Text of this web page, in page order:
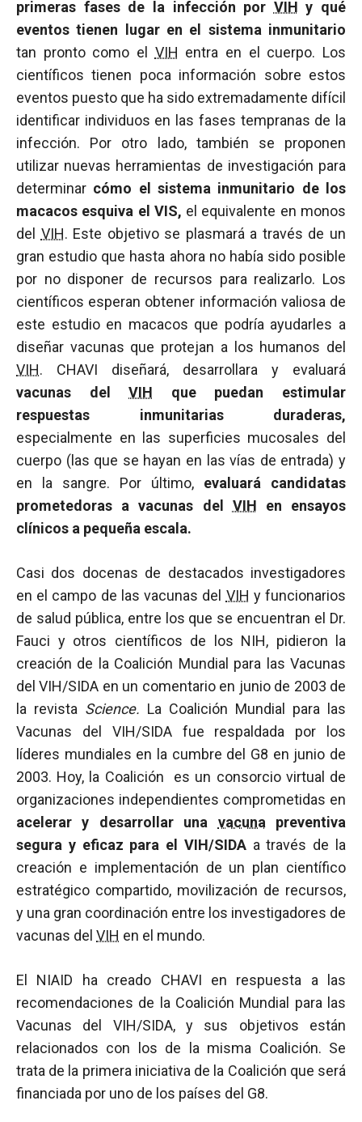
primeras fases de la infección por VIH y qué
eventos tienen lugar en el sistema inmunitario
tan pronto como el VIH entra en el cuerpo. Los
científicos tienen poca información sobre estos
eventos puesto que ha sido extremadamente difícil
identificar individuos en las fases tempranas de la
infección. Por otro lado, también se proponen
utilizar nuevas herramientas de investigación para
determinar cómo el sistema inmunitario de los
macacos esquiva el VIS, el equivalente en monos
del VIH. Este objetivo se plasmará a través de un
gran estudio que hasta ahora no había sido posible
por no disponer de recursos para realizarlo. Los
científicos esperan obtener información valiosa de
este estudio en macacos que podría ayudarles a
diseñar vacunas que protejan a los humanos del
VIH. CHAVI diseñará, desarrollara y evaluará
vacunas delVIH que puedan estimular
respuestas inmunitarias duraderas,
especialmente en las superficies mucosales del
cuerpo (las que se hayan en las vías de entrada) y
en la sangre. Por último, evaluará candidatas
prometedoras a vacunas del VIH en ensayos
clínicos a pequeña escala.
Casi dos docenas de destacados investigadores
en el campo de las vacunas del VIH y funcionarios
de salud pública, entre los que se encuentran el Dr.
Fauci y otros científicos de los NIH, pidieron la
creación de la Coalición Mundial para las Vacunas
del VIH/SIDA en un comentario en junio de 2003 de
la revista Science. La Coalición Mundial para las
Vacunas del VIH/SIDA fue respaldada por los
líderes mundiales en la cumbre del G8 en junio de
2003. Hoy, la Coalición es un consorcio virtual de
organizaciones independientes comprometidas en
acelerar y desarrollar una vacuna preventiva
segura y eficaz para el VIH/SIDA a través de la
creación e implementación de un plan científico
estratégico compartido, movilización de recursos,
y una gran coordinación entre los investigadores de
vacunas del VIH en el mundo.
El NIAID ha creado CHAVI en respuesta a las
recomendaciones de la Coalición Mundial para las
Vacunas del VIH/SIDA, y sus objetivos están
relacionados con los de la misma Coalición. Se
trata de la primera iniciativa de la Coalición que será
financiada por uno de los países del G8.